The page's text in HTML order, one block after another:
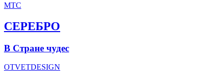
МТС
СЕРЕБРО
В Стране чудес
OTVETDESIGN